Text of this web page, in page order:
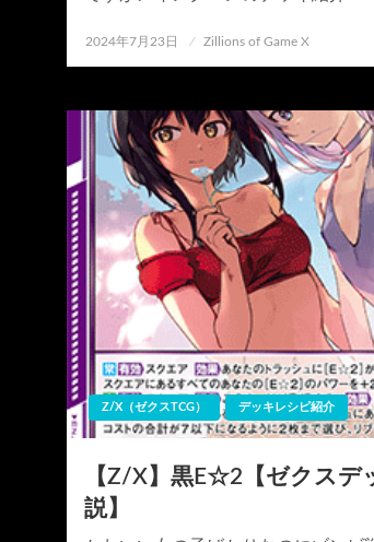
投
日:
2024年7月23日 Zillions of Game X
Z/X（ゼクスTCG） デッキレシピ紹介
【Z/X】黒E☆2【ゼクスデ
説】